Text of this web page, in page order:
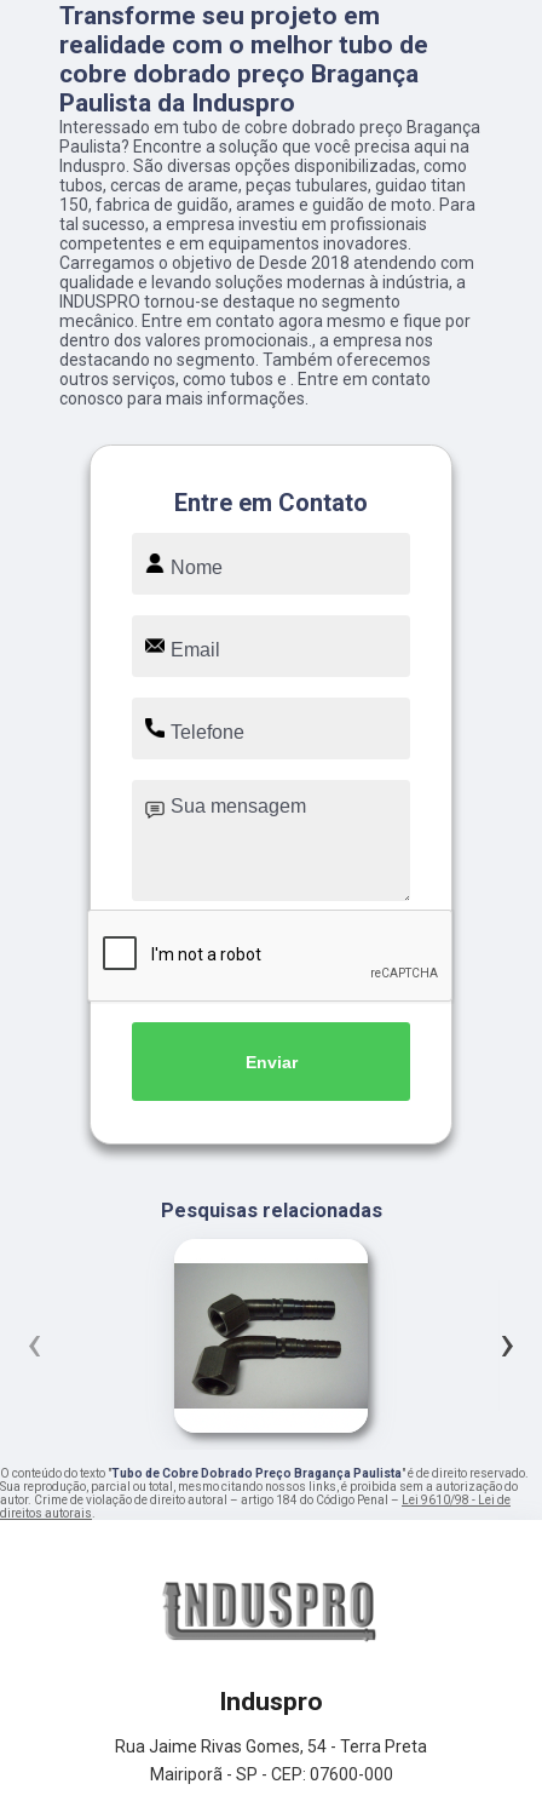
Transforme seu projeto em
realidade com o melhor tubo de
cobre dobrado preço Bragança
Paulista da Induspro
Interessado em tubo de cobre dobrado preço Bragança
Paulista? Encontre a solução que você precisa aqui na
Induspro. São diversas opções disponibilizadas, como
tubos, cercas de arame, peças tubulares, guidao titan
150, fabrica de guidão, arames e guidão de moto. Para
tal sucesso, a empresa investiu em profissionais
competentes e em equipamentos inovadores.
Carregamos o objetivo de Desde 2018 atendendo com
qualidade e levando soluções modernas à indústria, a
INDUSPRO tornou-se destaque no segmento
mecânico. Entre em contato agora mesmo e fique por
dentro dos valores promocionais., a empresa nos
destacando no segmento. Também oferecemos
outros serviços, como tubos e . Entre em contato
conosco para mais informações.
Entre em Contato
Enviar
Pesquisas relacionadas
‹ ›
O conteúdo do texto "Tubo de Cobre Dobrado Preço Bragança Paulista" é de direito reservado.
Sua reprodução, parcial ou total, mesmo citando nossos links, é proibida sem a autorização do
autor. Crime de violação de direito autoral – artigo 184 do Código Penal – Lei 9610/98 - Lei de
direitos autorais.
Induspro
Rua Jaime Rivas Gomes, 54 - Terra Preta
Mairiporã - SP - CEP: 07600-000